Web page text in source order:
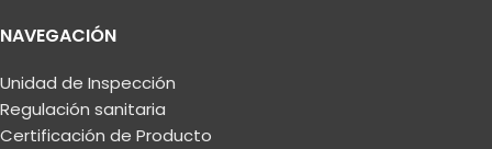
NAVEGACIÓN
Unidad de Inspección
Regulación sanitaria
Certificación de Producto